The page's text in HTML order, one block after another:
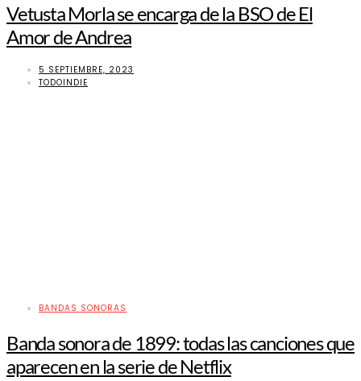
Vetusta Morla se encarga de la BSO de El
Amor de Andrea
5 SEPTIEMBRE, 2023
TODOINDIE
BANDAS SONORAS
Banda sonora de 1899: todas las canciones que
aparecen en la serie de Netflix